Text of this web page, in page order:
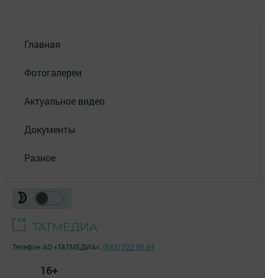
Главная
Фотогалереи
Актуальное видео
Документы
Разное
Телефон АО «ТАТМЕДИА»: (843) 222 09 84
16+